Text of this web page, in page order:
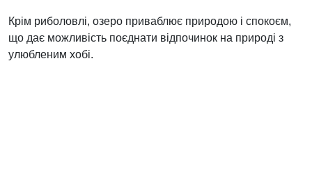
Крім риболовлі, озеро приваблює природою і спокоєм,
що дає можливість поєднати відпочинок на природі з
улюбленим хобі.